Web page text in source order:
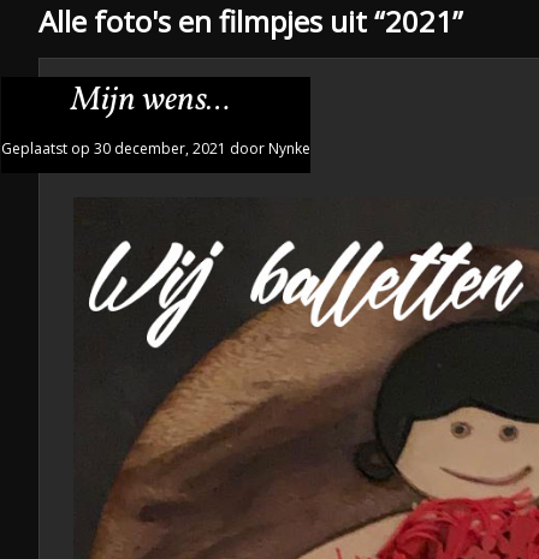
Alle foto's en filmpjes uit “2021”
Mijn wens…
Geplaatst op 30 december, 2021 door Nynke